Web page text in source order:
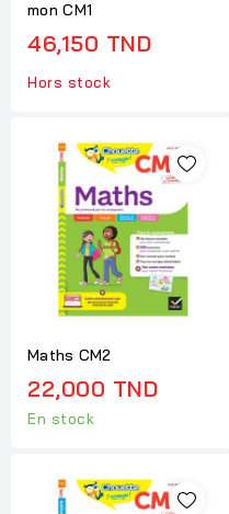
mon CM1
46,150 TND
Hors stock
Maths CM2
22,000 TND
En stock